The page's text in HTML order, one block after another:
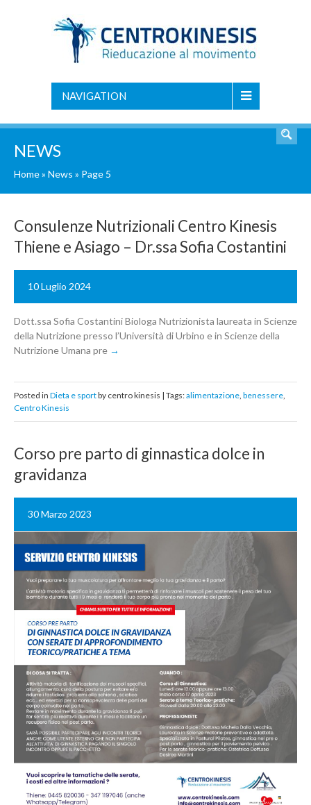
NAVIGATION
NEWS
Home» News » Page 5
Consulenze Nutrizionali Centro Kinesis
Thiene e Asiago – Dr.ssa Sofia Costantini
10 Luglio 2024
Dott.ssa Sofia Costantini Biologa Nutrizionista laureata in Scienze
della Nutrizione presso l’Università di Urbino e in Scienze della
Nutrizione Umana pre
Posted in Dieta e sportby centro kinesis | Tags:alimentazione benessere
Centro Kinesis
Corso pre parto di ginnastica dolce in
gravidanza
30 Marzo 2023